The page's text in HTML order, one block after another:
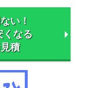
い！
くなる
積